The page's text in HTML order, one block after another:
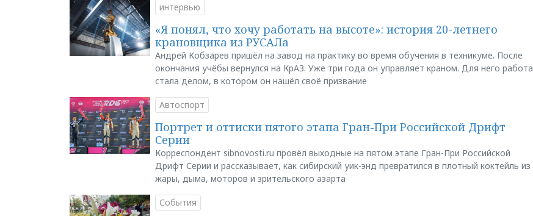
интервью
«Я понял, что хочу работать на высоте»: история 20-летнего
крановщика из РУСАЛа
Андрей Кобзарев пришёл на завод на практику во время обучения в техникуме. После
окончания учёбы вернулся на КрАЗ. Уже три года он управляет краном. Для него работа
стала делом, в котором он нашёл своё призвание
Автоспорт
Портрет и оттиски пятого этапа Гран-При Российской Дрифт
Серии
Корреспондент sibnovosti.ru провёл выходные на пятом этапе Гран-При Российской
Дрифт Серии и рассказывает, как сибирский уик-энд превратился в плотный коктейль из
жары, дыма, моторов и зрительского азарта
События